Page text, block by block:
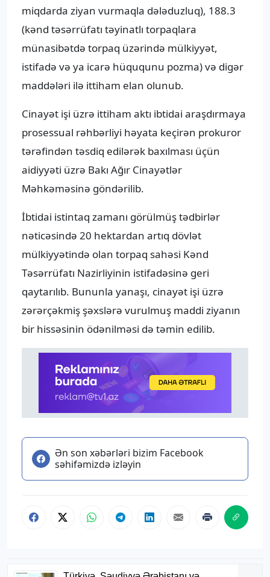
miqdarda ziyan vurmaqla dələduzluq), 188.3
(kənd təsərrüfatı təyinatlı torpaqlara
münasibətdə torpaq üzərində mülkiyyət,
istifadə və ya icarə hüququnu pozma) və digər
maddələri ilə ittiham elan olunub.
Cinayət işi üzrə ittiham aktı ibtidai araşdırmaya
prosessual rəhbərliyi həyata keçirən prokuror
tərəfindən təsdiq edilərək baxılması üçün
aidiyyəti üzrə Bakı Ağır Cinayətlər
Məhkəməsinə göndərilib.
İbtidai istintaq zamanı görülmüş tədbirlər
nəticəsində 20 hektardan artıq dövlət
mülkiyyətində olan torpaq sahəsi Kənd
Təsərrüfatı Nazirliyinin istifadəsinə geri
qaytarılıb. Bununla yanaşı, cinayət işi üzrə
zərərçəkmiş şəxslərə vurulmuş maddi ziyanın
bir hissəsinin ödənilməsi də təmin edilib.
Ən son xəbərləri bizim Facebook
səhifəmizdə izləyin